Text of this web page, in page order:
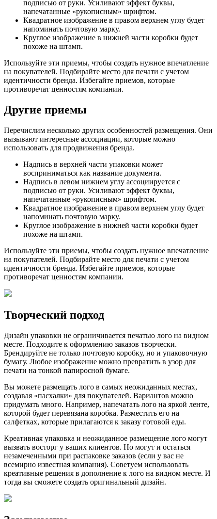
подписью от руки. Усиливают эффект буквы,
напечатанные «рукописным» шрифтом.
Квадратное изображение в правом верхнем углу будет
напоминать почтовую марку.
Круглое изображение в нижней части коробки будет
похоже на штамп.
Используйте эти приемы, чтобы создать нужное впечатление
на покупателей. Подбирайте место для печати с учетом
идентичности бренда. Избегайте приемов, которые
противоречат ценностям компании.
Другие приемы
Перечислим несколько других особенностей размещения. Они
вызывают интересные ассоциации, которые можно
использовать для продвижения бренда.
Надпись в верхней части упаковки может
восприниматься как название документа.
Надпись в левом нижнем углу ассоциируется с
подписью от руки. Усиливают эффект буквы,
напечатанные «рукописным» шрифтом.
Квадратное изображение в правом верхнем углу будет
напоминать почтовую марку.
Круглое изображение в нижней части коробки будет
похоже на штамп.
Используйте эти приемы, чтобы создать нужное впечатление
на покупателей. Подбирайте место для печати с учетом
идентичности бренда. Избегайте приемов, которые
противоречат ценностям компании.
Творческий подход
Дизайн упаковки не ограничивается печатью лого на видном
месте. Подходите к оформлению заказов творчески.
Брендируйте не только почтовую коробку, но и упаковочную
бумагу. Любое изображение можно превратить в узор для
печати на тонкой папиросной бумаге.
Вы можете размещать лого в самых неожиданных местах,
создавая «пасхалки» для покупателей. Вариантов можно
придумать много. Например, напечатать лого на яркой ленте,
которой будет перевязана коробка. Разместить его на
салфетках, которые прилагаются к заказу готовой еды.
Креативная упаковка и неожиданное размещение лого могут
вызвать восторг у ваших клиентов. Но могут и остаться
незамеченными при распаковке заказов (если у вас не
всемирно известная компания). Советуем использовать
креативные решения в дополнение к лого на видном месте. И
тогда вы сможете создать оригинальный дизайн.